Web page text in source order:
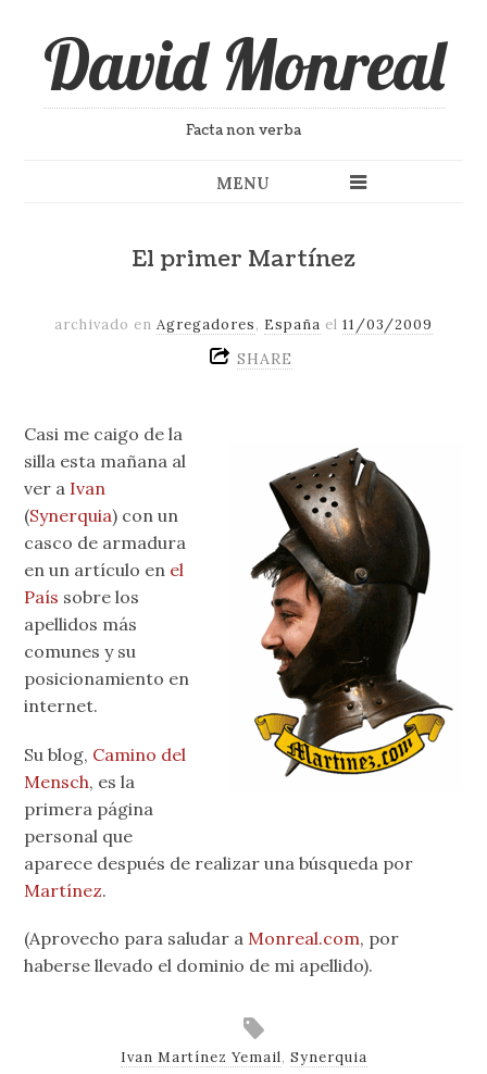
David Monreal
Facta non verba
MENU
El primer Martínez
archivado en Agregadores, España el 11/03/2009
SHARE
Casi me caigo de la
silla esta mañana al
ver a Ivan
(Synerquia) con un
casco de armadura
en un artículo en el
País sobre los
apellidos más
comunes y su
posicionamiento en
internet.
Su blog, Camino del
Mensch, es la
primera página
personal que
aparece después de realizar una búsqueda por
Martínez.
(Aprovecho para saludar a Monreal.com, por
haberse llevado el dominio de mi apellido).
Ivan Martínez Yemail, Synerquia